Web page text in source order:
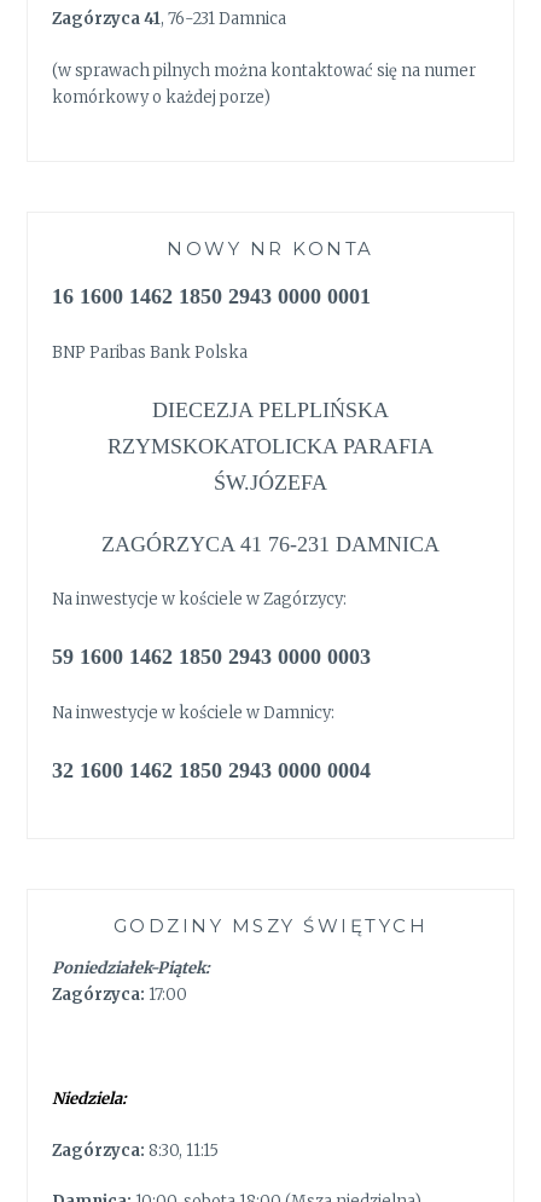
Zagórzyca 41, 76-231 Damnica
(w sprawach pilnych można kontaktować się na numer
komórkowy o każdej porze)
NOWY NR KONTA
16 1600 1462 1850 2943 0000 0001
BNP Paribas Bank Polska
DIECEZJA PELPLIŃSKA
RZYMSKOKATOLICKA PARAFIA
ŚW.JÓZEFA
ZAGÓRZYCA 41 76-231 DAMNICA
Na inwestycje w kościele w Zagórzycy:
59 1600 1462 1850 2943 0000 0003
Na inwestycje w kościele w Damnicy:
32 1600 1462 1850 2943 0000 0004
GODZINY MSZY ŚWIĘTYCH
Poniedziałek-Piątek:
Zagórzyca: 17:00
Niedziela:
Zagórzyca: 8:30, 11:15